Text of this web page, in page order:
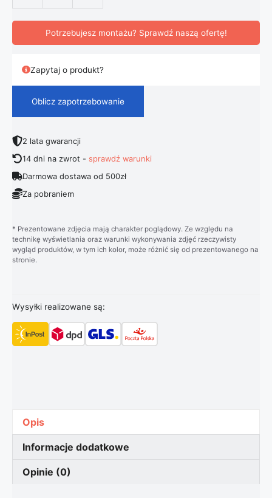
Potrzebujesz montażu? Sprawdź naszą ofertę!
Zapytaj o produkt?
Oblicz zapotrzebowanie
2 lata gwarancji
14 dni na zwrot -sprawdź warunki
Darmowa dostawa od 500zł
Za pobraniem
* Prezentowane zdjęcia mają charakter poglądowy. Ze względu na
technikę wyświetlania oraz warunki wykonywania zdjęć rzeczywisty
wygląd produktów, w tym ich kolor, może różnić się od prezentowanego na
stronie.
Wysyłki realizowane są:
Opis
Informacje dodatkowe
Opinie (0)